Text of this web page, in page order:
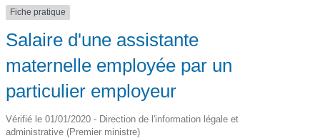
Fiche pratique
Salaire d'une assistante
maternelle employée par un
particulier employeur
Vérifié le 01/01/2020 - Direction de l'information légale et
administrative (Premier ministre)